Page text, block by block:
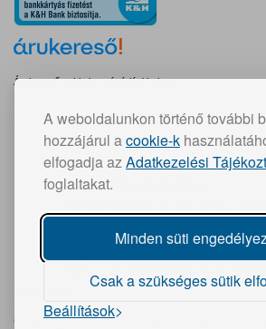
A weboldalunkon történő további
hozzájárul acookie-k
elfogadja azAdatkezelési
foglaltakat.
Minden süti
Csak a szükséges sütik
Beállítások
Árukereső, a hiteles vásárlási kalauz
Gyors szállítás:
30 000 Ft feletti vásárlás
Teljeskörű garancia
Folyamatos ellátás
Vízszűrő betétek és
Copyright © 2011-2026 Víztisztítónk